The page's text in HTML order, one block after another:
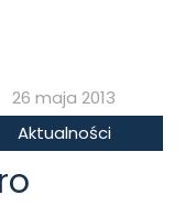
26 maja 2013
Aktualności